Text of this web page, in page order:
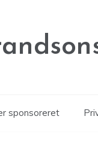
sponsoreret